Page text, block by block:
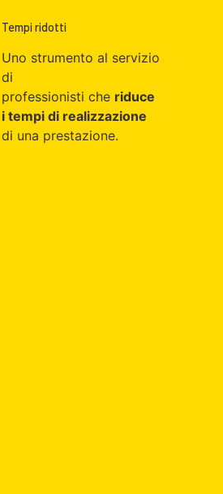
Tempi ridotti
Uno strumento al servizio
di
professionisti che riduce
i tempi di realizzazione
di una prestazione.